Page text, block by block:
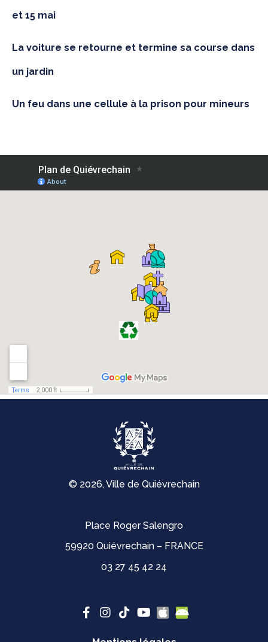
et 15 mai
La voiture se retourne et termine sa course dans
un jardin
Un feu dans une cellule à la prison pour mineurs
© 2026, Ville de Quiévrechain
Place Roger Salengro
59920 Quiévrechain – FRANCE
03 27 45 42 24